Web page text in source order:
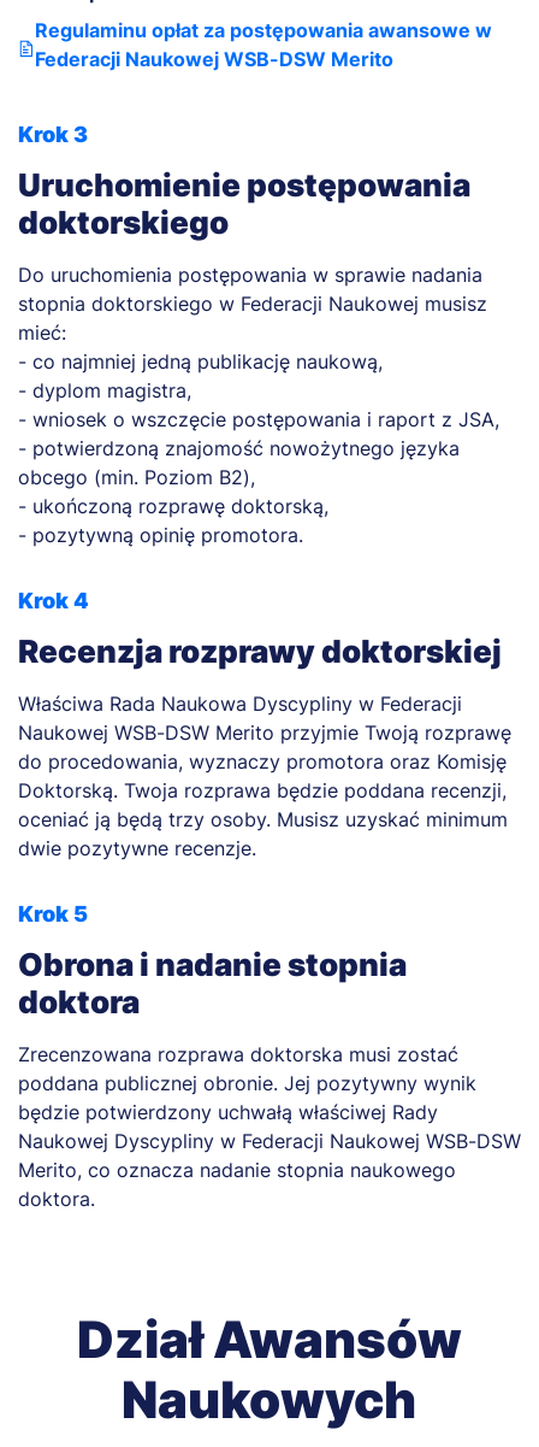
Regulaminu opłat za postępowania awansowe w
Federacji Naukowej WSB-DSW Merito
Krok 3
Uruchomienie postępowania
doktorskiego
Do uruchomienia postępowania w sprawie nadania
stopnia doktorskiego w Federacji Naukowej musisz
mieć:
- co najmniej jedną publikację naukową,
- dyplom magistra,
- wniosek o wszczęcie postępowania i raport z JSA,
- potwierdzoną znajomość nowożytnego języka
obcego (min. Poziom B2),
- ukończoną rozprawę doktorską,
- pozytywną opinię promotora.
Krok 4
Recenzja rozprawy doktorskiej
Właściwa Rada Naukowa Dyscypliny w Federacji
Naukowej WSB-DSW Merito przyjmie Twoją rozprawę
do procedowania, wyznaczy promotora oraz Komisję
Doktorską. Twoja rozprawa będzie poddana recenzji,
oceniać ją będą trzy osoby. Musisz uzyskać minimum
dwie pozytywne recenzje.
Krok 5
Obrona i nadanie stopnia
doktora
Zrecenzowana rozprawa doktorska musi zostać
poddana publicznej obronie. Jej pozytywny wynik
będzie potwierdzony uchwałą właściwej Rady
Naukowej Dyscypliny w Federacji Naukowej WSB-DSW
Merito, co oznacza nadanie stopnia naukowego
doktora.
Dział Awansów
Naukowych